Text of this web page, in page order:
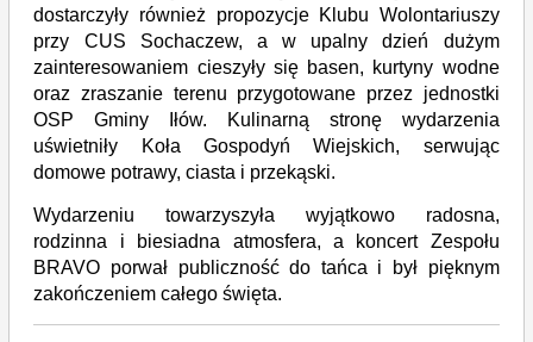
dostarczyły również propozycje Klubu Wolontariuszy
przy CUS Sochaczew, a w upalny dzień dużym
zainteresowaniem cieszyły się basen, kurtyny wodne
oraz zraszanie terenu przygotowane przez jednostki
OSP Gminy Iłów. Kulinarną stronę wydarzenia
uświetniły Koła Gospodyń Wiejskich, serwując
domowe potrawy, ciasta i przekąski.
Wydarzeniu towarzyszyła wyjątkowo radosna,
rodzinna i biesiadna atmosfera, a koncert Zespołu
BRAVO porwał publiczność do tańca i był pięknym
zakończeniem całego święta.